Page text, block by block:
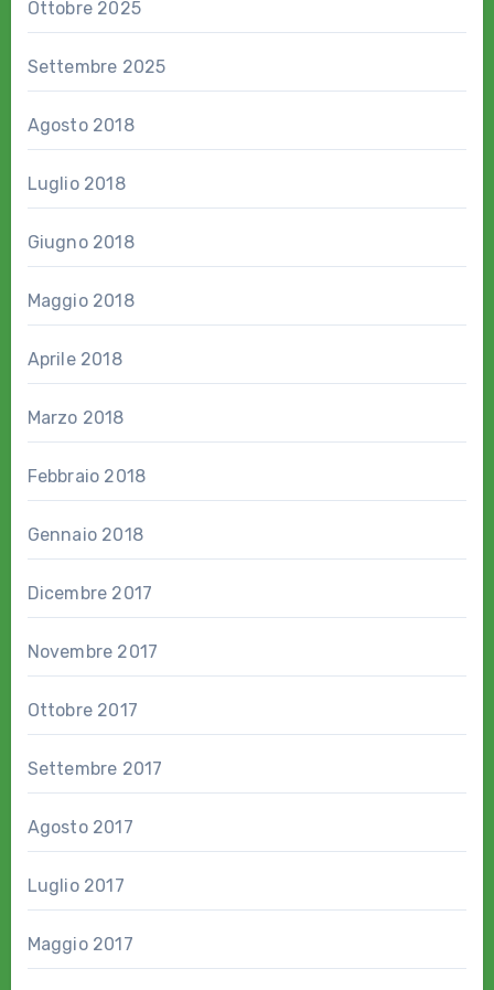
Ottobre 2025
Settembre 2025
Agosto 2018
Luglio 2018
Giugno 2018
Maggio 2018
Aprile 2018
Marzo 2018
Febbraio 2018
Gennaio 2018
Dicembre 2017
Novembre 2017
Ottobre 2017
Settembre 2017
Agosto 2017
Luglio 2017
Maggio 2017